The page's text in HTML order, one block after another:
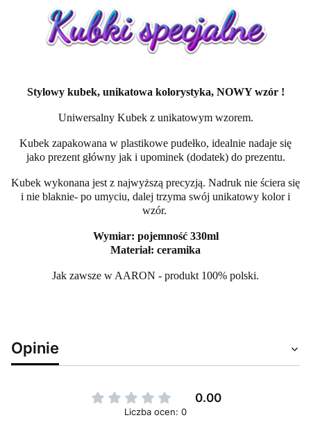
Stylowy kubek, unikatowa kolorystyka, NOWY wzór !
Uniwersalny Kubek z unikatowym wzorem.
Kubek zapakowana w plastikowe pudełko, idealnie nadaje się
jako prezent główny jak i upominek (dodatek) do prezentu.
Kubek wykonana jest z najwyższą precyzją. Nadruk nie ściera się
i nie blaknie- po umyciu, dalej trzyma swój unikatowy kolor i
wzór.
Wymiar: pojemność 330ml
Materiał: ceramika
Jak zawsze w AARON - produkt 100% polski.
Opinie
0.00
Liczba ocen: 0